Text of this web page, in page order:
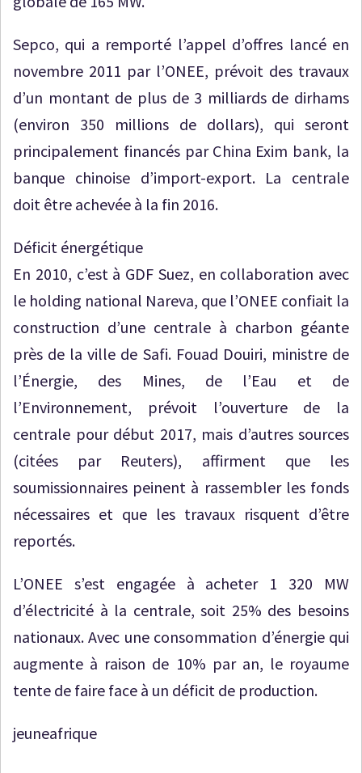
Sepco, qui a remporté l’appel d’offres lancé en
novembre 2011 par l’ONEE, prévoit des travaux
d’un montant de plus de 3 milliards de dirhams
(environ 350 millions de dollars), qui seront
principalement financés par China Exim bank, la
banque chinoise d’import-export. La centrale
doit être achevée à la fin 2016.
Déficit énergétique
En 2010, c’est à GDF Suez, en collaboration avec
le holding national Nareva, que l’ONEE confiait la
construction d’une centrale à charbon géante
près de la ville de Safi. Fouad Douiri, ministre de
l’Énergie, des Mines, de l’Eau et de
l’Environnement, prévoit l’ouverture de la
centrale pour début 2017, mais d’autres sources
(citées par Reuters), affirment que les
soumissionnaires peinent à rassembler les fonds
nécessaires et que les travaux risquent d’être
reportés.
L’ONEE s’est engagée à acheter 1 320 MW
d’électricité à la centrale, soit 25% des besoins
nationaux. Avec une consommation d’énergie qui
augmente à raison de 10% par an, le royaume
tente de faire face à un déficit de production.
jeuneafrique